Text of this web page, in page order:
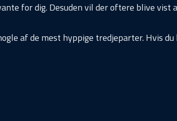
for dig. Desuden vil der oftere blive vist
af de mest hyppige tredjeparter. Hvis